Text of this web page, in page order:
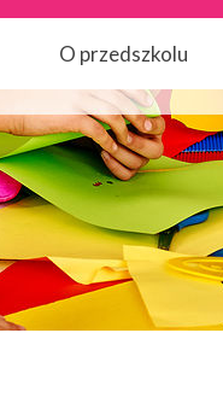
O przedszkolu